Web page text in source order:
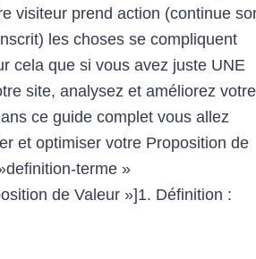
visiteur prend action (continue
les choses se compliquent
cela que si vous avez juste UNE
site, analysez et améliorez votre
ce guide complet vous allez
et optimiser votre Proposition de
terme »
de Valeur »]1. Définition :